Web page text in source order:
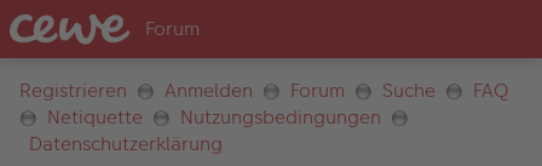
Registrieren Anmelden Forum Suche
FAQ
Netiquette
Nutzungsbedingungen
Datenschutzerklärung